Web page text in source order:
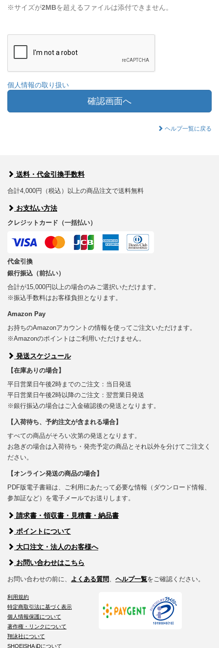
※サイズが2MBを超えるファイルは添付できません。
個人情報の取り扱い
確認画面へ
ヘルプ一覧に戻る
送料・代金引換手数料
合計4,000円（税込）以上の商品注文で送料無料
お支払い方法
クレジットカード（一括払い）
代金引換
銀行振込（前払い）
合計が15,000円以上の場合のみご選択いただけます。
※振込手数料はお客様負担となります。
Amazon Pay
お持ちのAmazonアカウントの情報を使ってご注文いただけます。
※Amazonのポイントはご利用いただけません。
発送スケジュール
【在庫ありの場合】
平日営業日午後2時までのご注文：当日発送
平日営業日午後2時以降のご注文：翌営業日発送
※銀行振込の場合はご入金確認後の発送となります。
【入荷待ち、予約注文が含まれる場合】
すべての商品がそろい次第の発送となります。
お急ぎの場合は入荷待ち・発売予定の商品とそれ以外を分けてご注文く
ださい。
【オンライン発送の商品の場合】
PDF版電子書籍は、ご利用にあたって必要な情報（ダウンロード情報、
参加証など）を電子メールでお送りします。
請求書・領収書・見積書・納品書
ポイントについて
大口注文・法人のお客様へ
お問い合わせはこちら
お問い合わせの前に、 よくある質問 ヘルプ一覧をご確認ください。
利用規約
特定商取引法に基づく表示
個人情報保護について
著作権・リンクについて
翔泳社について
SHOEISHA iDについて